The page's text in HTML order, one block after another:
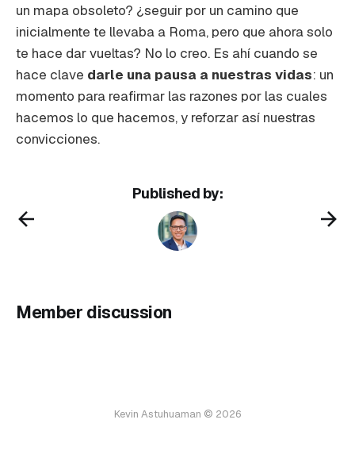
un mapa obsoleto? ¿seguir por un camino que
inicialmente te llevaba a Roma, pero que ahora solo
te hace dar vueltas? No lo creo. Es ahí cuando se
hace clave darle una pausa a nuestras vidas: un
momento para reafirmar las razones por las cuales
hacemos lo que hacemos, y reforzar así nuestras
convicciones.
Published by:
Member discussion
Kevin Astuhuaman © 2026